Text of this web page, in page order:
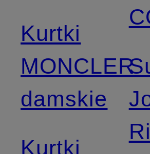
Kurtki
MONCLER
damskie
Kurtki